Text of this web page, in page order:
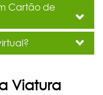
Cartão de
Viatura